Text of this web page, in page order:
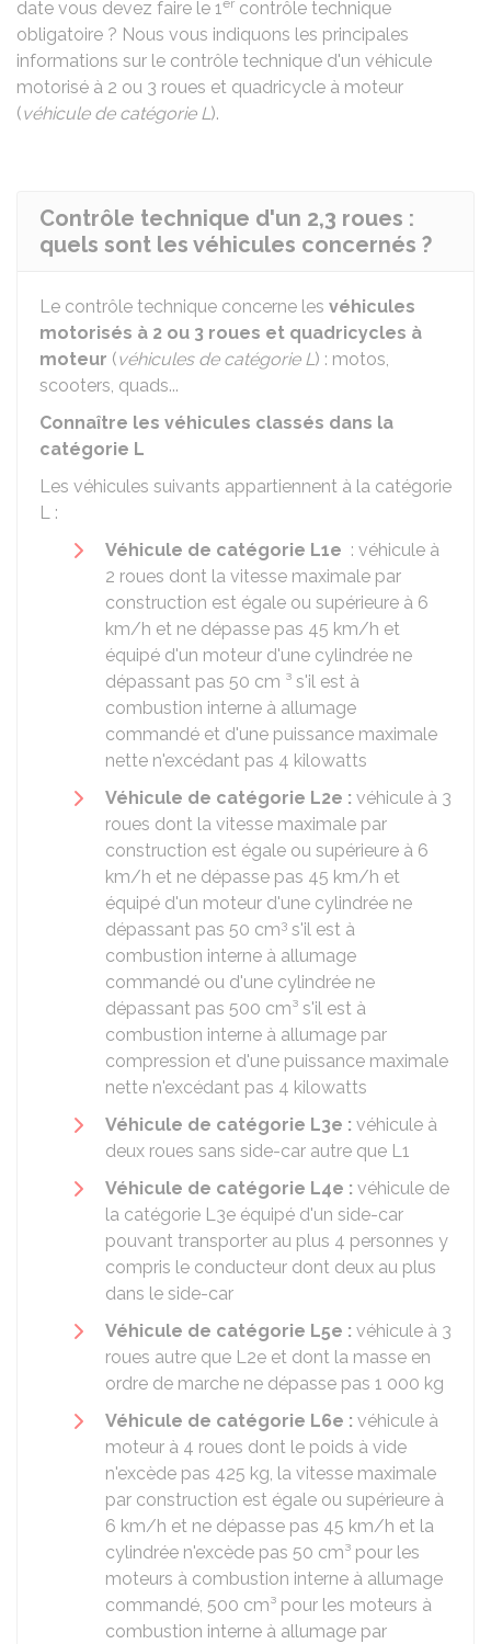
date vous devez faire le 1er contrôle technique
obligatoire ? Nous vous indiquons les principales
informations sur le contrôle technique d'un véhicule
motorisé à 2 ou 3 roues et quadricycle à moteur
(véhicule de catégorie L).
Contrôle technique d'un 2,3 roues :
quels sont les véhicules concernés ?
Le contrôle technique concerne les véhicules
motorisés à 2 ou 3 roues et quadricycles à
moteur (véhicules de catégorie L) : motos,
scooters, quads...
Connaître les véhicules classés dans la
catégorie L
Les véhicules suivants appartiennent à la catégorie
L :
Véhicule de catégorie L1e : véhicule à
2 roues dont la vitesse maximale par
construction est égale ou supérieure à 6
km/h et ne dépasse pas 45 km/h et
équipé d'un moteur d'une cylindrée ne
dépassant pas 50 cm ³ s'il est à
combustion interne à allumage
commandé et d'une puissance maximale
nette n'excédant pas 4 kilowatts
Véhicule de catégorie L2e : véhicule à 3
roues dont la vitesse maximale par
construction est égale ou supérieure à 6
km/h et ne dépasse pas 45 km/h et
équipé d'un moteur d'une cylindrée ne
dépassant pas 50 cm3 s'il est à
combustion interne à allumage
commandé ou d'une cylindrée ne
dépassant pas 500 cm³ s'il est à
combustion interne à allumage par
compression et d'une puissance maximale
nette n'excédant pas 4 kilowatts
Véhicule de catégorie L3e : véhicule à
deux roues sans side-car autre que L1
Véhicule de catégorie L4e : véhicule de
la catégorie L3e équipé d'un side-car
pouvant transporter au plus 4 personnes y
compris le conducteur dont deux au plus
dans le side-car
Véhicule de catégorie L5e : véhicule à 3
roues autre que L2e et dont la masse en
ordre de marche ne dépasse pas 1 000 kg
Véhicule de catégorie L6e : véhicule à
moteur à 4 roues dont le poids à vide
n'excède pas 425 kg, la vitesse maximale
par construction est égale ou supérieure à
6 km/h et ne dépasse pas 45 km/h et la
cylindrée n'excède pas 50 cm³ pour les
moteurs à combustion interne à allumage
commandé, 500 cm³ pour les moteurs à
combustion interne à allumage par